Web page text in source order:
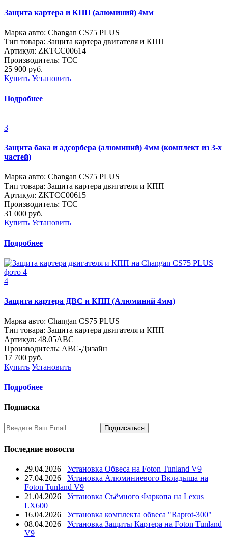
Защита картера и КПП (алюминий) 4мм
Марка авто: Changan CS75 PLUS
Тип товара: Защита картера двигателя и КПП
Артикул: ZKTCC00614
Производитель: ТСС
25 900 руб.
Купить Установить
Подробнее
3
Защита бака и адсорбера (алюминий) 4мм (комплект из 3-х
частей)
Марка авто: Changan CS75 PLUS
Тип товара: Защита картера двигателя и КПП
Артикул: ZKTCC00615
Производитель: ТСС
31 000 руб.
Купить Установить
Подробнее
4
Защита картера ДВС и КПП (Алюминий 4мм)
Марка авто: Changan CS75 PLUS
Тип товара: Защита картера двигателя и КПП
Артикул: 48.05ABC
Производитель: ABC-Дизайн
17 700 руб.
Купить Установить
Подробнее
Подписка
Последние новости
29.04.2026
Установка Обвеса на Foton Tunland V9
27.04.2026
Установка Алюминиевого Вкладыша на
Foton Tunland V9
21.04.2026
Установка Съёмного Фаркопа на Lexus
LX600
16.04.2026
Установка комплекта обвеса "Raprot-300"
08.04.2026
Установка Защиты Картера на Foton Tunland
V9